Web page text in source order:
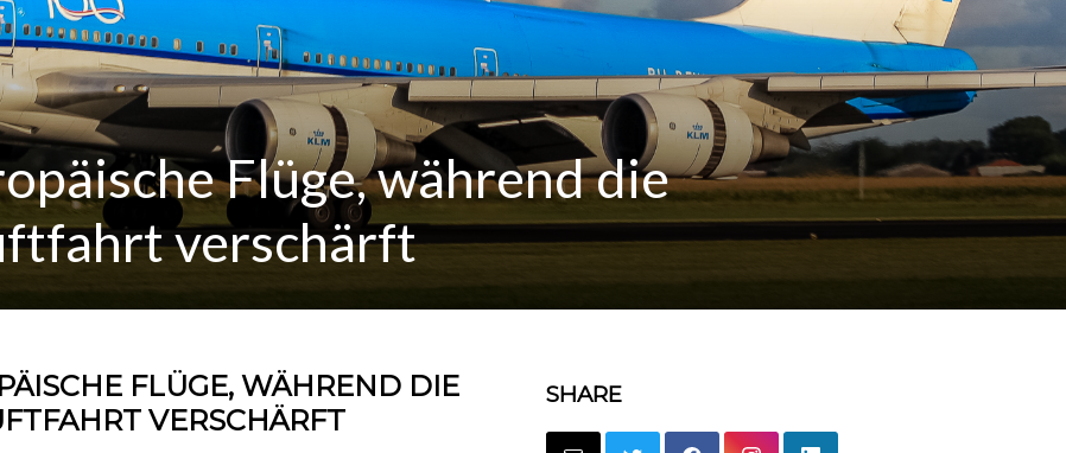
Flüge, während die
verschärft
FLÜGE, WÄHREND DIE
VERSCHÄRFT
SHARE